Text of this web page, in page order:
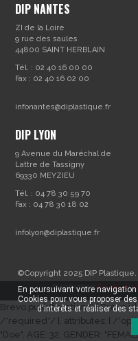
DIP NANTES
ZI de la Loire
9 rue des saules
44800 SAINT HERBLAIN
Tél. : 02 40 16 00 00
Fax : 02 40 16 02 00
infonantes@diplastique.fr
DIP LYON
9 Avenue du Maréchal de
Lattre de Tassigny
69330 MEYZIEU
Tél. : 04 78 30 59 70
Fax : 04 78 30 18 02
infolyon@diplastique.fr
©Copyright 2025 DIP
- Réalisation
En poursuivant votre
Cookies pour vous proposer
d'intérêts et réaliser des
Brevo.push(function () {
/*required*/ }, attributes: { /
"Doe", AGE: 32, GENDER: